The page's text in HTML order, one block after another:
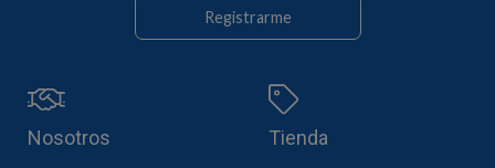
Registrarme
Nosotros Tienda